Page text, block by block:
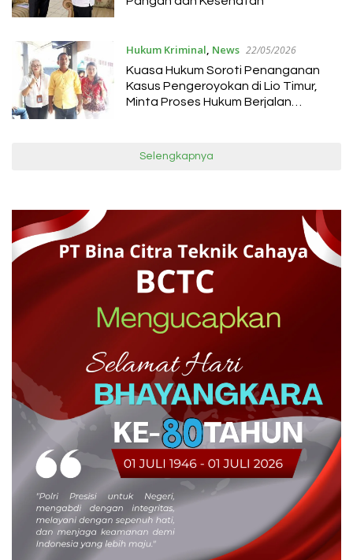
Hukum Kriminal, News 22/05/2026
Kuasa Hukum Soroti Penanganan
Kasus Pengeroyokan di Lio Timur,
Minta Proses Hukum Berjalan
Selengkapnya